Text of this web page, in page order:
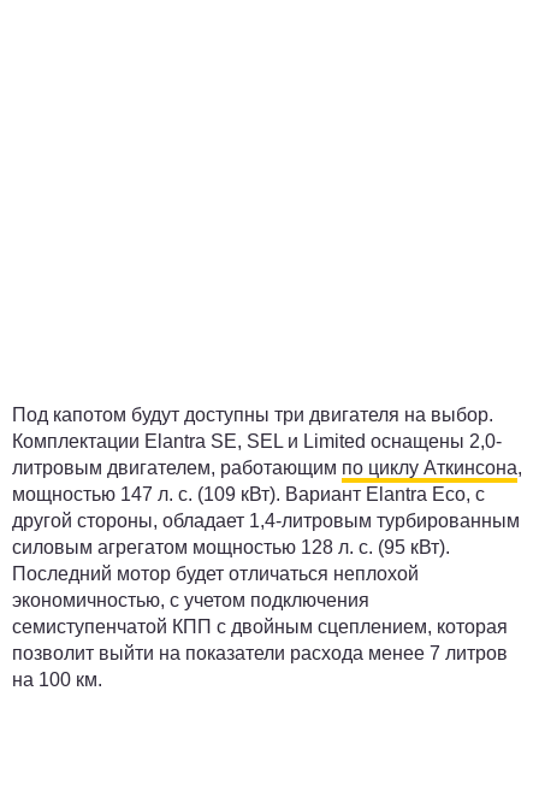
Под капотом будут доступны три двигателя на выбор.
Комплектации Elantra SE, SEL и Limited оснащены 2,0-
литровым двигателем, работающим по циклу Аткинсона,
мощностью 147 л. с. (109 кВт). Вариант Elantra Eco, с
другой стороны, обладает 1,4-литровым турбированным
силовым агрегатом мощностью 128 л. с. (95 кВт).
Последний мотор будет отличаться неплохой
экономичностью, с учетом подключения
семиступенчатой КПП с двойным сцеплением, которая
позволит выйти на показатели расхода менее 7 литров
на 100 км.